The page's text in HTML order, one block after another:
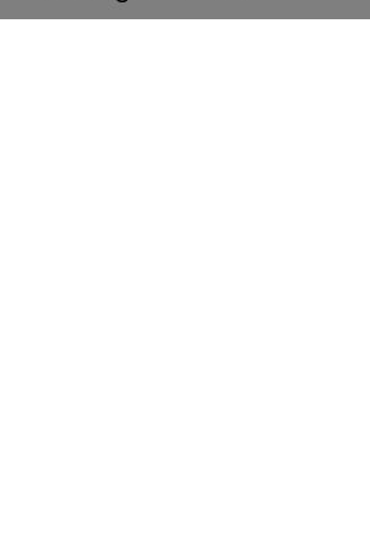
an über 400